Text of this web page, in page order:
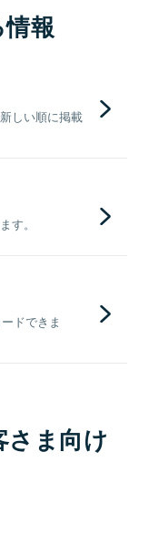
報
しい順に掲載
す。
ドできま
さま向け